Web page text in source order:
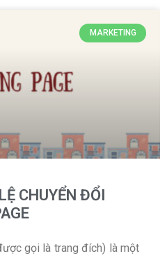
MARKETING
CHUYỂN ĐỔI
gọi là trang đích) là một